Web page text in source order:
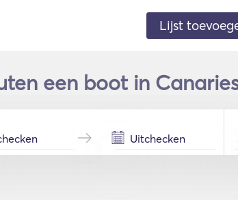
Lijst
een boot in